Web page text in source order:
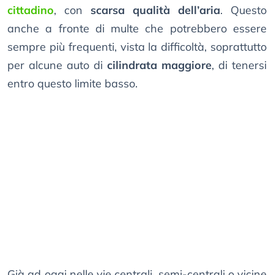
cittadino, con scarsa qualità dell’aria. Questo
anche a fronte di multe che potrebbero essere
sempre più frequenti, vista la difficoltà, soprattutto
per alcune auto di cilindrata maggiore, di tenersi
entro questo limite basso.